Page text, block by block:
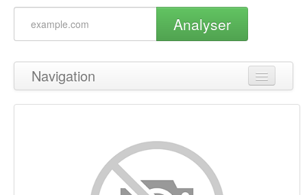
Analyser
Navigation
Haut de page
Mots-clefs